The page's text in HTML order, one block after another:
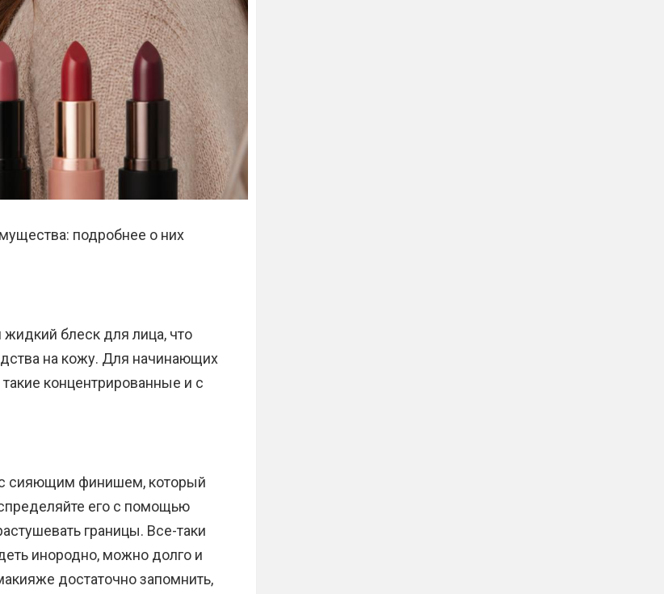
подробнее о них
блеск для лица, что
на кожу. Для начинающих
концентрированные и с
с сияющим финишем, который
его с помощью
границы. Все-таки
инородно, можно долго и
достаточно запомнить,